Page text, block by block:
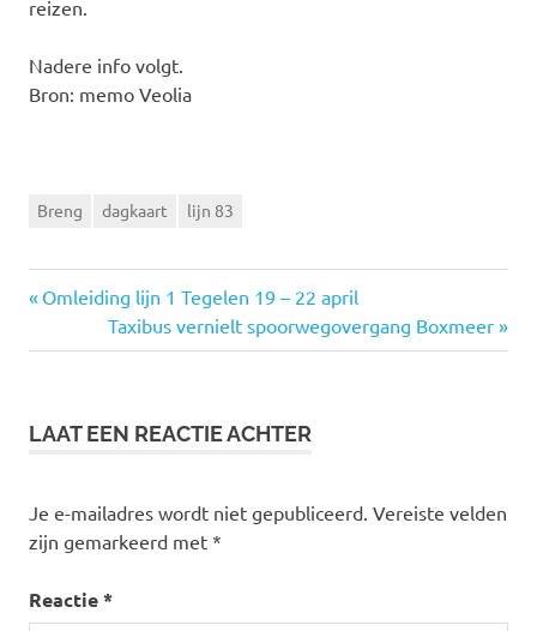
reizen.
Nadere info volgt.
Bron: memo Veolia
Breng dagkaart lijn 83
Bericht
Vorige
Omleiding lijn 1 Tegelen 19 – 22 april
Volgende
bericht:
Taxibus vernielt spoorwegovergang Boxmeer
LAAT EEN REACTIE ACHTER
Je e-mailadres wordt niet gepubliceerd. Vereiste velden
zijn gemarkeerd met *
Reactie*